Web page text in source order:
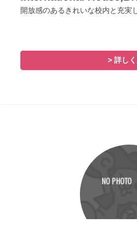
開放感のあるきれいな校内と充実
> 詳し